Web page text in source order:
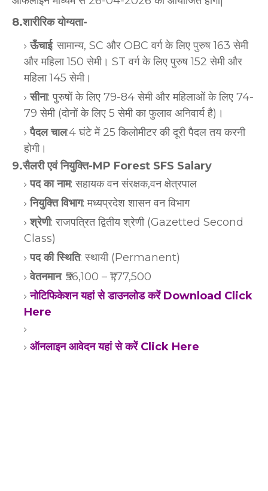
8.शारीरिक योग्यता-
ऊँचाई: सामान्य, SC और OBC वर्ग के लिए पुरुष 163 सेमी
और महिला 150 सेमी। ST वर्ग के लिए पुरुष 152 सेमी और
महिला 145 सेमी।
सीना: पुरुषों के लिए 79-84 सेमी और महिलाओं के लिए 74-
79 सेमी (दोनों के लिए 5 सेमी का फुलाव अनिवार्य है)।
पैदल चाल:4 घंटे में 25 किलोमीटर की दूरी पैदल तय करनी
होगी।
9.सैलरी एवं नियुक्ति-MP Forest SFS Salary
पद का नाम: सहायक वन संरक्षक,वन क्षेत्रपाल
नियुक्ति विभाग: मध्यप्रदेश शासन वन विभाग
श्रेणी: राजपत्रित द्वितीय श्रेणी (Gazetted Second
Class)
पद की स्थिति: स्थायी (Permanent)
वेतनमान: ₹56,100 – ₹1,77,500
नोटिफिकेशन यहां से डाउनलोड करें Download Click
Here
ऑनलाइन आवेदन यहां से करें Click Here